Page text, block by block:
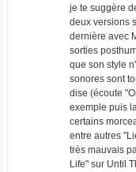
je te suggère
deux versions
dernière avec
sorties
que son style
sonores sont
dise (écoute
exemple puis
certains
entre autres
très mauvais
Life" sur Until